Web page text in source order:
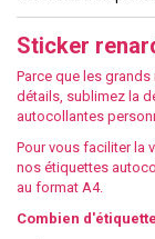
Sticker
Parce que les
détails, sublimez la
autocollantes
Pour vous faciliter la
nos étiquettes
au format A4.
Combien